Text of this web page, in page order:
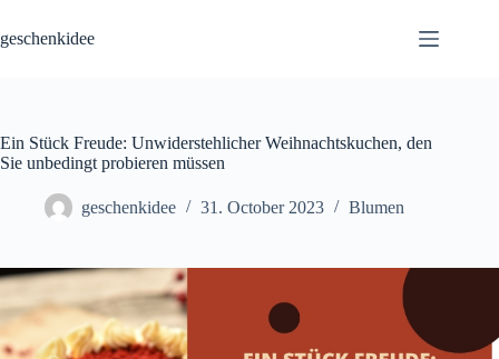
content
geschenkidee
Ein Stück Freude: Unwiderstehlicher Weihnachtskuchen, den
Sie unbedingt probieren müssen
geschenkidee 31. October 2023 Blumen